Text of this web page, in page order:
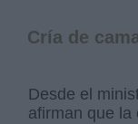
Cría de
Desde el
afirman que la